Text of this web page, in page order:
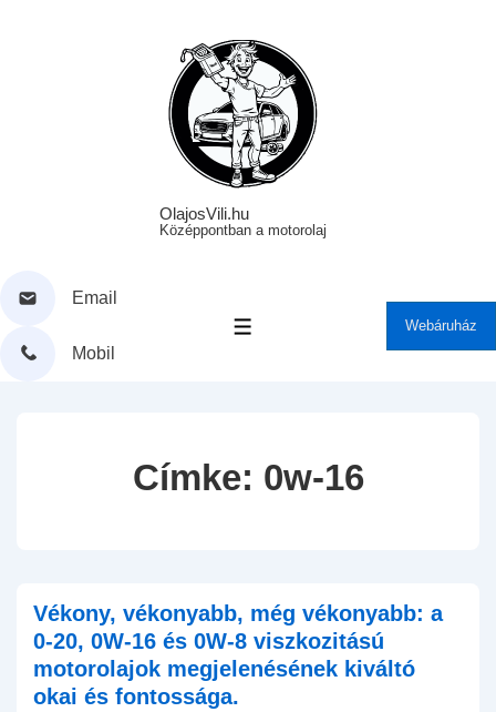
OlajosVili.hu
Középpontban a motorolaj
Email
Mobil
MENÜ Webáruház
Címke: 0w-16
Vékony, vékonyabb, még vékonyabb: a
0-20, 0W-16 és 0W-8 viszkozitású
motorolajok megjelenésének kiváltó
okai és fontossága.